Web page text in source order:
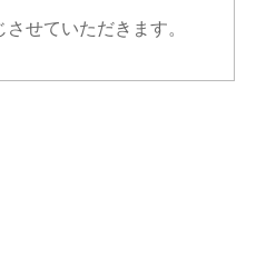
せていただきます。